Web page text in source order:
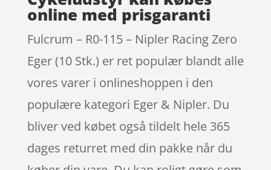
online med prisgaranti
Fulcrum – R0-115 – Nipler Racing Zero
Eger (10 Stk.) er ret populær blandt alle
vores varer i onlineshoppen i den
populære kategori Eger & Nipler. Du
bliver ved købet også tildelt hele 365
dages returret med din pakke når du